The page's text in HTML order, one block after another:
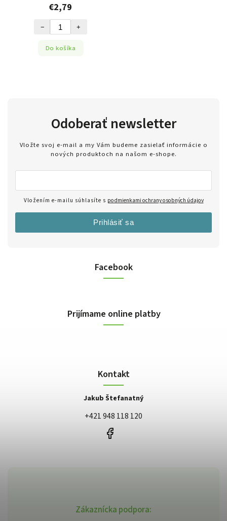
€2,79
+
−
Do košíka
Zákaznícka podpora:
Facebook
Prijímame online platby
Kontakt
Jakub Štefanatný
+421 948 118 120
Odoberať newsletter
Vložte svoj e-mail a my Vám budeme zasielať informácie o
nových produktoch na našom e-shope.
Vložením e-mailu súhlasíte s podmienkami ochrany osobných údajov
Prihlásiť sa